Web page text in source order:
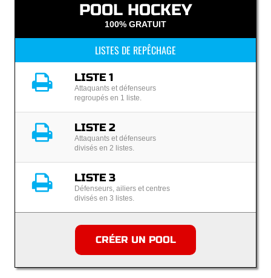
POOL HOCKEY
100% GRATUIT
LISTES DE REPÊCHAGE
LISTE 1
Attaquants et défenseurs
regroupés en 1 liste.
LISTE 2
Attaquants et défenseurs
divisés en 2 listes.
LISTE 3
Défenseurs, ailiers et centres
divisés en 3 listes.
CRÉER UN POOL